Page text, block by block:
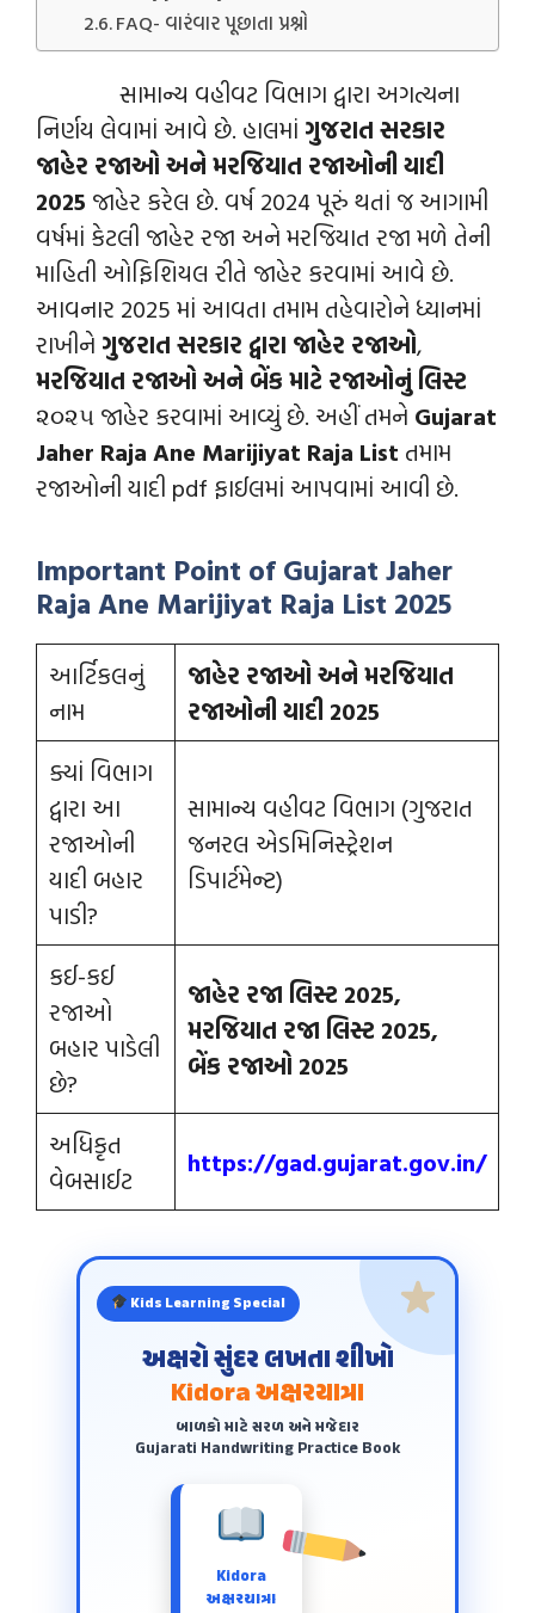
FAQ- વારંવાર પૂછાતા પ્રશ્નો
સામાન્ય વહીવટ વિભાગ દ્વારા અગત્યના
નિર્ણય લેવામાં આવે છે. હાલમાં ગુજરાત સરકાર
જાહેર રજાઓ અને મરજિયાત રજાઓની યાદી
2025 જાહેર કરેલ છે. વર્ષ 2024 પૂરું થતાં જ આગામી
વર્ષમાં કેટલી જાહેર રજા અને મરજિયાત રજા મળે તેની
માહિતી ઓફિશિયલ રીતે જાહેર કરવામાં આવે છે.
આવનાર 2025 માં આવતા તમામ તહેવારોને ધ્યાનમાં
રાખીને ગુજરાત સરકાર દ્વારા જાહેર રજાઓ,
મરજિયાત રજાઓ અને બેંક માટે રજાઓનું લિસ્ટ
૨૦૨૫ જાહેર કરવામાં આવ્યું છે. અહીં તમને Gujarat
Jaher Raja Ane Marijiyat Raja List તમામ
રજાઓની યાદી pdf ફાઈલમાં આપવામાં આવી છે.
Important Point of Gujarat Jaher
Raja Ane Marijiyat Raja List 2025
આર્ટિકલનું
નામ
જાહેર રજાઓ અને મરજિયાત
રજાઓની યાદી 2025
ક્યાં વિભાગ
દ્વારા આ
રજાઓની
યાદી બહાર
પાડી?
સામાન્ય વહીવટ વિભાગ (ગુજરાત
જનરલ એડમિનિસ્ટ્રેશન
ડિપાર્ટમેન્ટ)
કઈ-કઈ
રજાઓ
બહાર પાડેલી
છે?
જાહેર રજા લિસ્ટ 2025,
મરજિયાત રજા લિસ્ટ 2025,
બેંક રજાઓ 2025
અધિકૃત
વેબસાઈટ
https://gad.gujarat.gov.in/
Kids Learning Special
અક્ષરો સુંદર લખતા શીખો
Kidora અક્ષરયાત્રા
બાળકો માટે સરળ અને મજેદાર
Gujarati Handwriting Practice Book
Kidora
અક્ષરયાત્રા